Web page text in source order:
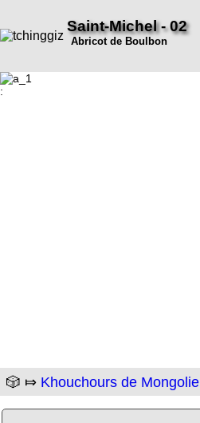
Saint-Michel - 02
Abricot de Boulbon
:
🎲 ⤇ Khouchours de Mongolie